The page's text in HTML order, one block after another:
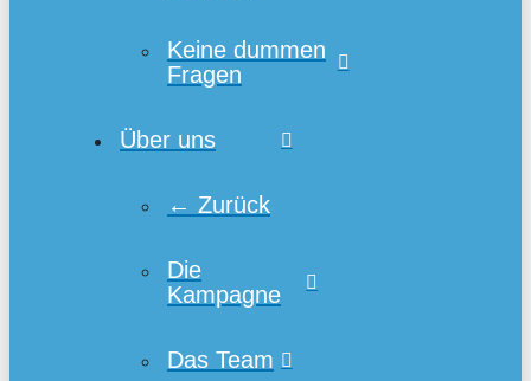
Keine dummen
Fragen
Über uns
← Zurück
Die
Kampagne
Das Team